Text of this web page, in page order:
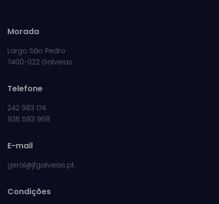
Morada
Largo São Pedro
7400-022 Galveias
Telefone
242 983 174
936 593 968
E-mail
geral@jfgalveias.pt
Condições